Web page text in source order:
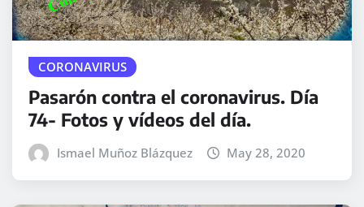
CORONAVIRUS
Pasarón contra el coronavirus. Día
74- Fotos y vídeos del día.
Ismael Muñoz Blázquez May 28, 2020